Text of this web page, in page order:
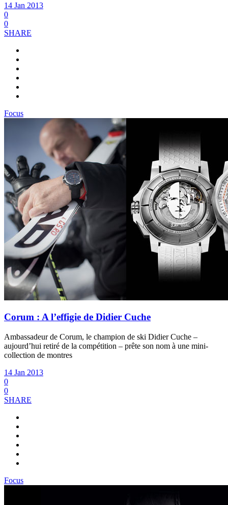
14 Jan 2013
0
0
SHARE
Focus
Corum : A l’effigie de Didier Cuche
Ambassadeur de Corum, le champion de ski Didier Cuche –
aujourd’hui retiré de la compétition – prête son nom à une mini-
collection de montres
14 Jan 2013
0
0
SHARE
Focus